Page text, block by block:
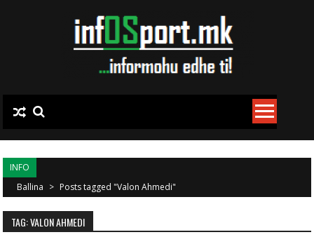
INFO
Ballina > Posts tagged "Valon Ahmedi"
TAG: VALON AHMEDI